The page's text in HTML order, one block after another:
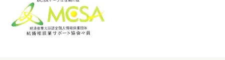
扱いを委託する場合、個人情報の取り扱いに関する守
秘義務契約等を委託先と締結し､適切に管理・監督し
ます。なお、委託が予定される場合、あらかじめホー